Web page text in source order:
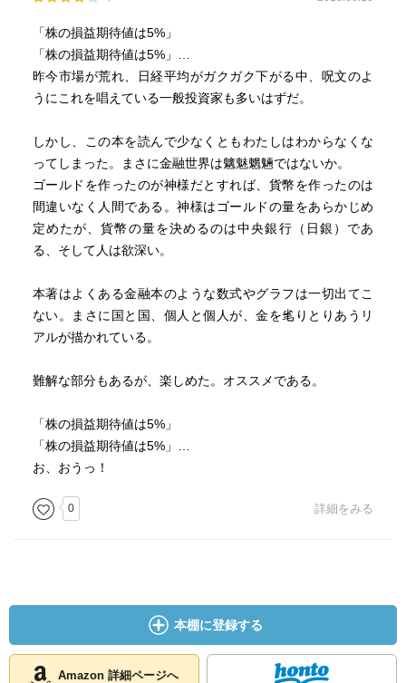
「株の損益期待値は5%」
「株の損益期待値は5%」…
昨今市場が荒れ、日経平均がガクガク下がる中、呪文のよ
うにこれを唱えている一般投資家も多いはずだ。
しかし、この本を読んで少なくともわたしはわからなくな
ってしまった。まさに金融世界は魑魅魍魎ではないか。
ゴールドを作ったのが神様だとすれば、貨幣を作ったのは
間違いなく人間である。神様はゴールドの量をあらかじめ
定めたが、貨幣の量を決めるのは中央銀行（日銀）であ
る、そして人は欲深い。
本著はよくある金融本のような数式やグラフは一切出てこ
ない。まさに国と国、個人と個人が、金を毟りとりあうリ
アルが描かれている。
難解な部分もあるが、楽しめた。オススメである。
「株の損益期待値は5%」
「株の損益期待値は5%」…
お、おうっ！
0 詳細をみる
本棚に登録する
Amazon 詳細ページへ